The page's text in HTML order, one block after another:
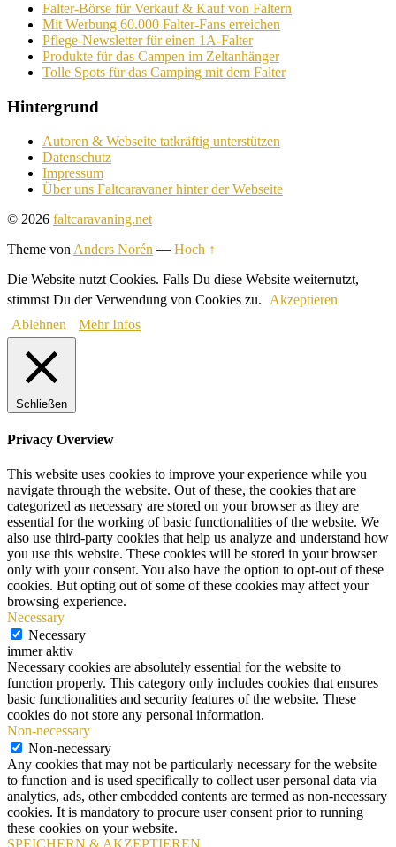
Falter-Börse für Verkauf & Kauf von Faltern
Mit Werbung 60.000 Falter-Fans erreichen
Pflege-Newsletter für einen 1A-Falter
Produkte für das Campen im Zeltanhänger
Tolle Spots für das Camping mit dem Falter
Hintergrund
Autoren & Webseite tatkräftig unterstützen
Datenschutz
Impressum
Über uns Faltcaravaner hinter der Webseite
© 2026 faltcaravaning.net
Theme von Anders Norén — Hoch ↑
Die Website nutzt Cookies. Falls Du diese Website weiternutzt,
stimmst Du der Verwendung von Cookies zu.
Akzeptieren
Ablehnen
Mehr Infos
Schließen
Privacy Overview
This website uses cookies to improve your experience while you
navigate through the website. Out of these, the cookies that are
categorized as necessary are stored on your browser as they are
essential for the working of basic functionalities of the website. We
also use third-party cookies that help us analyze and understand how
you use this website. These cookies will be stored in your browser
only with your consent. You also have the option to opt-out of these
cookies. But opting out of some of these cookies may affect your
browsing experience.
Necessary
Necessary
immer aktiv
Necessary cookies are absolutely essential for the website to
function properly. This category only includes cookies that ensures
basic functionalities and security features of the website. These
cookies do not store any personal information.
Non-necessary
Non-necessary
Any cookies that may not be particularly necessary for the website
to function and is used specifically to collect user personal data via
analytics, ads, other embedded contents are termed as non-necessary
cookies. It is mandatory to procure user consent prior to running
these cookies on your website.
SPEICHERN & AKZEPTIEREN